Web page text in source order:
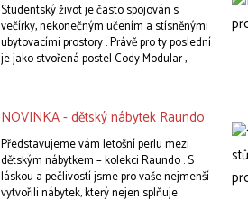
Studentský život je často spojován s
večírky, nekonečným učením a stísněnými
ubytovacími prostory . Právě pro ty poslední
je jako stvořená postel Cody Modular ,
Koneckonců, co víc si student může přát
než pohodlné místo k odpočinku a
dostatek prostoru pro studijní materiály ?
NOVINKA - dětský nábytek Raundo
Představujeme vám letošní perlu mezi
dětským nábytkem – kolekci Raundo . S
láskou a pečlivostí jsme pro vaše nejmenší
vytvořili nábytek, který nejen splňuje